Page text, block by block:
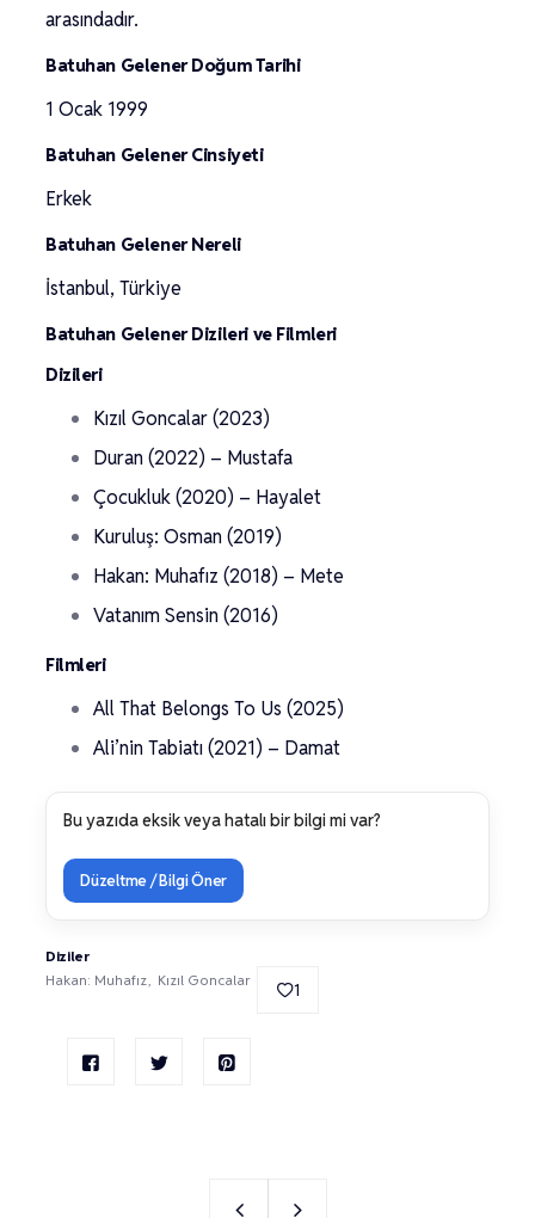
arasındadır.
Batuhan Gelener Doğum Tarihi
1 Ocak 1999
Batuhan Gelener Cinsiyeti
Erkek
Batuhan Gelener Nereli
İstanbul, Türkiye
Batuhan Gelener Dizileri ve Filmleri
Dizileri
Kızıl Goncalar (2023)
Duran (2022) – Mustafa
Çocukluk (2020) – Hayalet
Kuruluş: Osman (2019)
Hakan: Muhafız (2018) – Mete
Vatanım Sensin (2016)
Filmleri
All That Belongs To Us (2025)
Ali’nin Tabiatı (2021) – Damat
Bu yazıda eksik veya hatalı bir bilgi mi var?
Düzeltme / Bilgi Öner
Diziler
Hakan: Muhafız
Kızıl Goncalar 1